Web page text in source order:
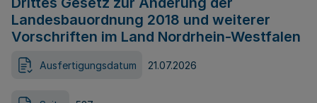
Landesbauordnung 2018 und weiterer
Vorschriften im Land Nordrhein-Westfalen
Ausfertigungsdatum 21.07.2026